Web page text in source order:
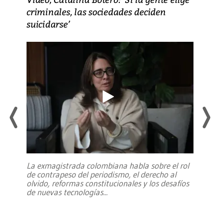
criminales, las sociedades deciden
suicidarse’
La exmagistrada colombiana habla sobre el rol
de contrapeso del periodismo, el derecho al
olvido, reformas constitucionales y los desafíos
de nuevas tecnologías...